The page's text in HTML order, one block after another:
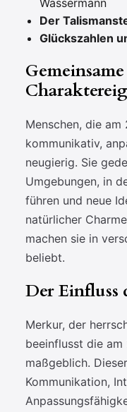
Wassermann
Der
Glückszahlen
Gemeinsame
Menschen, die
kommunikativ,
neugierig. Sie
Umgebungen, in
führen und neue
natürlicher
machen sie in
beliebt.
Der Einfluss
Merkur, der
beeinflusst die am
maßgeblich.
Kommunikation,